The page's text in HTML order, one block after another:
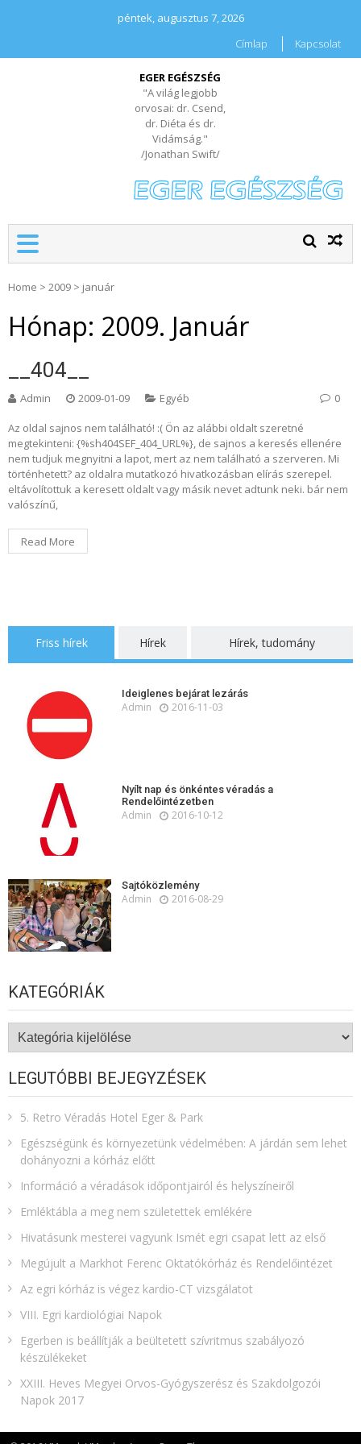
péntek, augusztus 7, 2026
Címlap
Kapcsolat
EGER EGÉSZSÉG
"A világ legjobb
orvosai: dr. Csend,
dr. Diéta és dr.
Vidámság."
/Jonathan Swift/
Home > 2009 > január
Hónap: 2009. Január
__404__
Admin 2009-01-09 Egyéb 0
Az oldal sajnos nem található! :( Ön az alábbi oldalt szeretné
megtekinteni: {%sh404SEF_404_URL%}, de sajnos a keresés ellenére
nem tudjuk megnyitni a lapot, mert az nem található a szerveren. Mi
történhetett? az oldalra mutatkozó hivatkozásban elírás szerepel.
eltávolítottuk a keresett oldalt vagy másik nevet adtunk neki. bár nem
valószínű,
Read More
Friss hírek Hírek Hírek, tudomány
Ideiglenes bejárat lezárás
Admin 2016-11-03
Nyílt nap és önkéntes véradás a
Rendelőintézetben
Admin 2016-10-12
Sajtóközlemény
Admin 2016-08-29
KATEGÓRIÁK
Kategóriák
LEGUTÓBBI BEJEGYZÉSEK
5. Retro Véradás Hotel Eger & Park
Egészségünk és környezetünk védelmében: A járdán sem lehet
dohányozni a kórház előtt
Információ a véradások időpontjairól és helyszíneiről
Emléktábla a meg nem születettek emlékére​
Hivatásunk mesterei vagyunk Ismét egri csapat lett az első
Megújult a Markhot Ferenc Oktatókórház és Rendelőintézet
Az egri kórház is végez kardio-CT vizsgálatot
VIII. Egri kardiológiai Napok
Egerben is beállítják a beültetett szívritmus szabályozó
készülékeket
XXIII. Heves Megyei Orvos-Gyógyszerész és Szakdolgozói
Napok 2017